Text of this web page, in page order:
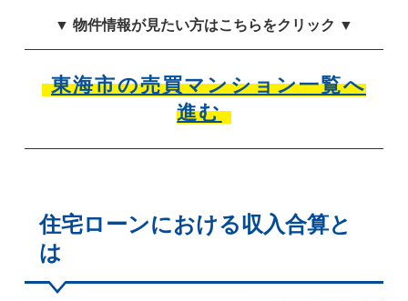
▼ 物件情報が見たい方はこちらをクリック ▼
東海市の売買マンション一覧へ
進む
住宅ローンにおける収入合算と
は